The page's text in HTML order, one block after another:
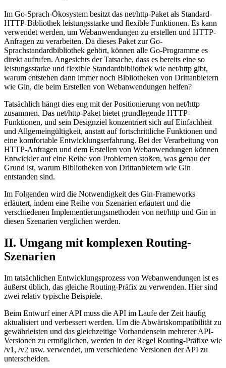
Im Go-Sprach-Ökosystem besitzt das net/http-Paket als Standard-
HTTP-Bibliothek leistungsstarke und flexible Funktionen. Es kann
verwendet werden, um Webanwendungen zu erstellen und HTTP-
Anfragen zu verarbeiten. Da dieses Paket zur Go-
Sprachstandardbibliothek gehört, können alle Go-Programme es
direkt aufrufen. Angesichts der Tatsache, dass es bereits eine so
leistungsstarke und flexible Standardbibliothek wie net/http gibt,
warum entstehen dann immer noch Bibliotheken von Drittanbietern
wie Gin, die beim Erstellen von Webanwendungen helfen?
Tatsächlich hängt dies eng mit der Positionierung von net/http
zusammen. Das net/http-Paket bietet grundlegende HTTP-
Funktionen, und sein Designziel konzentriert sich auf Einfachheit
und Allgemeingültigkeit, anstatt auf fortschrittliche Funktionen und
eine komfortable Entwicklungserfahrung. Bei der Verarbeitung von
HTTP-Anfragen und dem Erstellen von Webanwendungen können
Entwickler auf eine Reihe von Problemen stoßen, was genau der
Grund ist, warum Bibliotheken von Drittanbietern wie Gin
entstanden sind.
Im Folgenden wird die Notwendigkeit des Gin-Frameworks
erläutert, indem eine Reihe von Szenarien erläutert und die
verschiedenen Implementierungsmethoden von net/http und Gin in
diesen Szenarien verglichen werden.
II. Umgang mit komplexen Routing-
Szenarien
Im tatsächlichen Entwicklungsprozess von Webanwendungen ist es
äußerst üblich, das gleiche Routing-Präfix zu verwenden. Hier sind
zwei relativ typische Beispiele.
Beim Entwurf einer API muss die API im Laufe der Zeit häufig
aktualisiert und verbessert werden. Um die Abwärtskompatibilität zu
gewährleisten und das gleichzeitige Vorhandensein mehrerer API-
Versionen zu ermöglichen, werden in der Regel Routing-Präfixe wie
/v1, /v2 usw. verwendet, um verschiedene Versionen der API zu
unterscheiden.